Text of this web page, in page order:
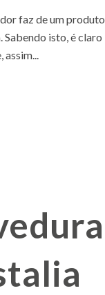
faz de um produto
isto, é claro
assim...